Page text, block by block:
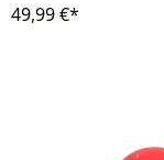
49,99 €*